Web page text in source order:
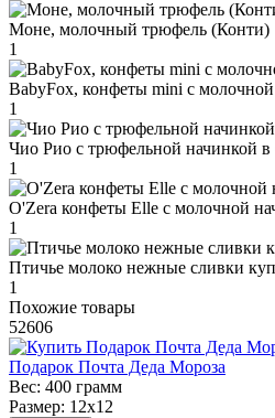
Моне, молочный трюфель (Конти)
1
BabyFox, конфеты mini c
1
Чио Рио с трюфельной начинкой
1
O'Zera конфеты Elle с молочной
1
Птичье молоко нежные сливки
1
Похожие товары
52606
Подарок Почта Деда Мороза
Вес: 400 грамм
Размер: 12х12